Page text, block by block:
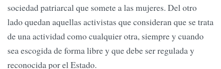
sociedad patriarcal que somete a las mujeres. Del otro
lado quedan aquellas activistas que consideran que se trata
de una actividad como cualquier otra, siempre y cuando
sea escogida de forma libre y que debe ser regulada y
reconocida por el Estado.